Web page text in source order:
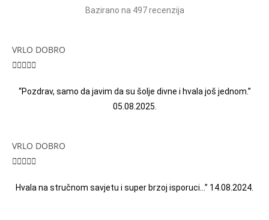
Bazirano na 497 recenzija
VRLO DOBRO

“Pozdrav, samo da javim da su šolje divne i hvala još jednom.”
05.08.2025.
VRLO DOBRO

Hvala na stručnom savjetu i super brzoj isporuci…” 14.08.2024.